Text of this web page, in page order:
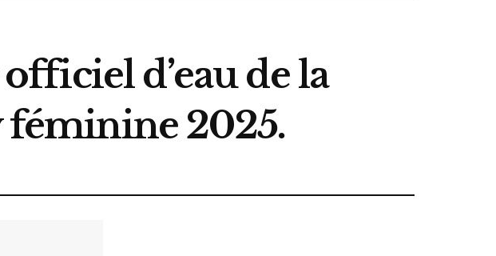
d’eau de la
féminine 2025.